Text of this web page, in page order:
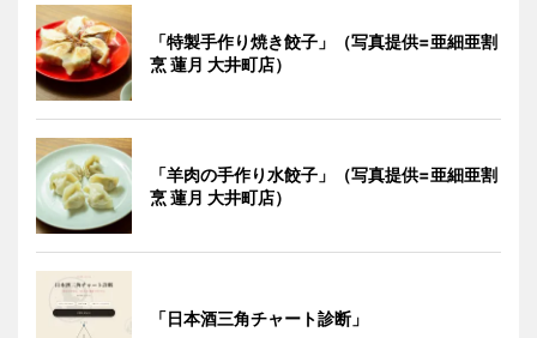
「特製手作り焼き餃子」（写真提供=亜細亜割
烹 蓮月 大井町店）
「羊肉の手作り水餃子」（写真提供=亜細亜割
烹 蓮月 大井町店）
「日本酒三角チャート診断」